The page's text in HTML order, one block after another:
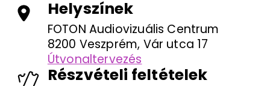
Helyszínek
FOTON Audiovizuális Centrum
8200 Veszprém, Vár utca 17
Útvonaltervezés
Részvételi feltételek